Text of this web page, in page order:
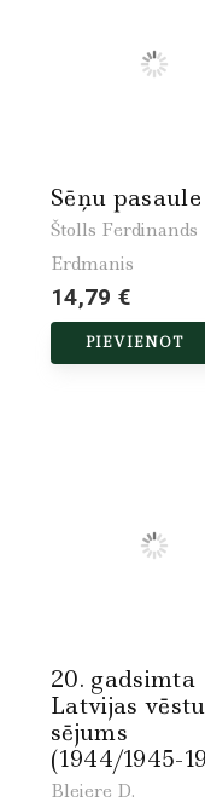
Sēņu pasaule
Štolls Ferdinands
Erdmanis
14,79 €
PIEVIENOT
20. gadsimta
Latvijas
sējums
(1944/1945-
Bleiere D.